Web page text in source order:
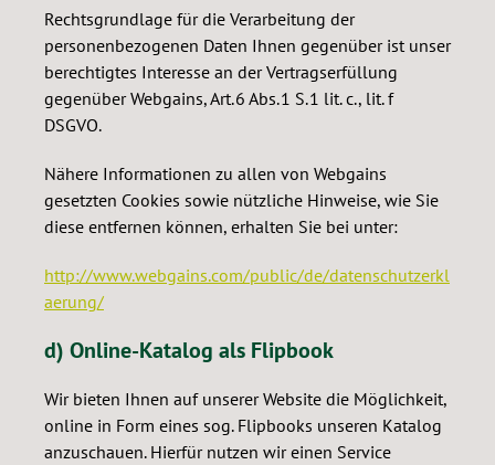
Rechtsgrundlage für die Verarbeitung der
personenbezogenen Daten Ihnen gegenüber ist unser
berechtigtes Interesse an der Vertragserfüllung
gegenüber Webgains, Art. 6 Abs. 1 S. 1 lit. c., lit. f
DSGVO.
Nähere Informationen zu allen von Webgains
gesetzten Cookies sowie nützliche Hinweise, wie Sie
diese entfernen können, erhalten Sie bei unter:
http://www.webgains.com/public/de/datenschutzerkl
aerung/
d) Online-Katalog als Flipbook
Wir bieten Ihnen auf unserer Website die Möglichkeit,
online in Form eines sog. Flipbooks unseren Katalog
anzuschauen. Hierfür nutzen wir einen Service